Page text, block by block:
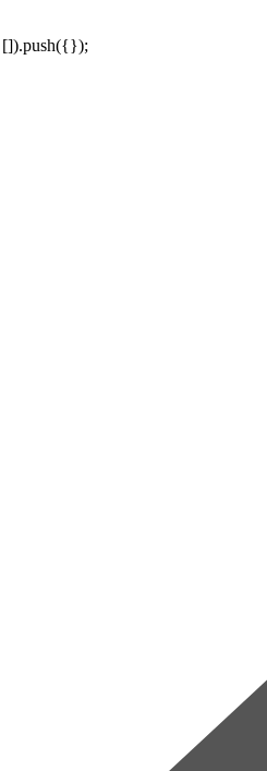
[]).push({});